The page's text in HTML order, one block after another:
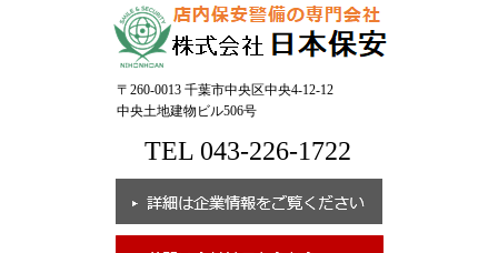
2024年度 第2回 後期 現任教育 を実施しました。
（続きを読む）
2024年度 第1回 後期 現任教育 を実施しました。
題の多い会社ですが次世代への継承を考え取り組んでまいりま
【現状報告】なりすましメール
現在、なりすましメールへの緊急対策を行いました。
つきましては、心当たりのないメール等を受信した場合、アク
セスはせずに、削除いただきますようお願いいたし
万が一、本文に記載のURLをクリックしてしまった場合、情報
〒260-0013 千葉市中央区中央4-12-12
中央土地建物ビル506号
TEL 043-226-1722